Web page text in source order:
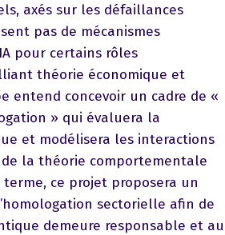
axés sur les défaillances
pas de mécanismes
pour certains rôles
théorie économique et
entend concevoir un cadre de «
» qui évaluera la
et modélisera les interactions
la théorie comportementale
ce projet proposera un
sectorielle afin de
demeure responsable et au